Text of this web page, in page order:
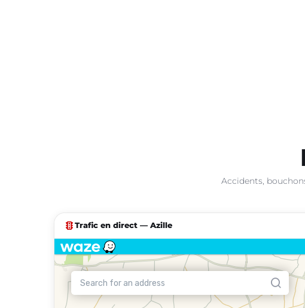
Accidents,
traffic Trafic en direct — Azille